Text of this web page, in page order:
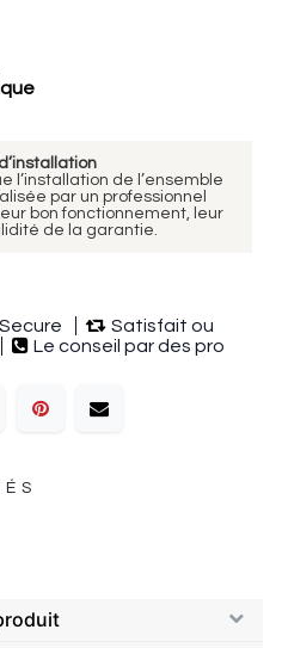
l’installation de l’ensemble
par un professionnel
bon fonctionnement, leur
de la garantie.
Satisfait ou
Le conseil par des pro